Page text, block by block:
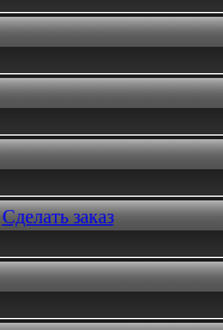
Сделать заказ